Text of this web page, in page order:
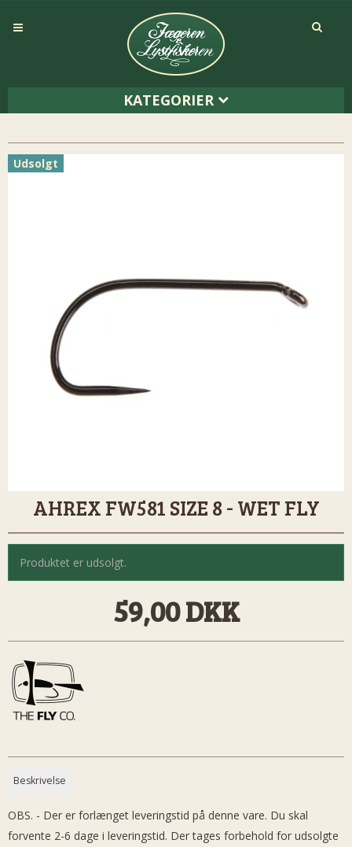
KATEGORIER
Udsolgt
AHREX FW581 SIZE 8 - WET FLY
Produktet er udsolgt.
59,00 DKK
Beskrivelse
OBS. - Der er forlænget leveringstid på denne vare. Du skal
forvente 2-6 dage i leveringstid. Der tages forbehold for udsolgte